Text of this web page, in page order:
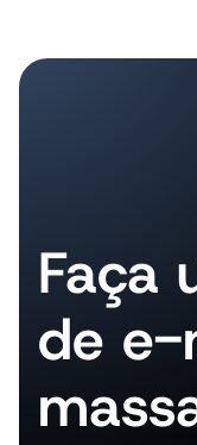
Faça
de e-